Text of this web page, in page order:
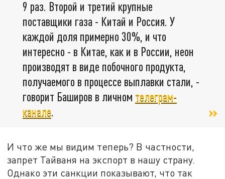
9 раз. Второй и третий крупные
поставщики газа - Китай и Россия. У
каждой доля примерно 30%, и что
интересно - в Китае, как и в России, неон
производят в виде побочного продукта,
получаемого в процессе выплавки стали, -
говорит Баширов в личном телеграм-
канале.
И что же мы видим теперь? В частности,
запрет Тайваня на экспорт в нашу страну.
Однако эти санкции показывают, что так